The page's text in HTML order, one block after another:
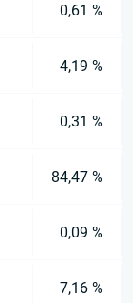
0,61 %
4,19 %
0,31 %
84,47 %
0,09 %
7,16 %